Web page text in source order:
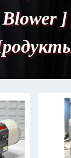
Blower